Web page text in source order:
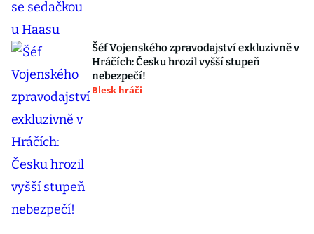
Šéf Vojenského zpravodajství exkluzivně v
Hráčích: Česku hrozil vyšší stupeň
nebezpečí!
Blesk hráči